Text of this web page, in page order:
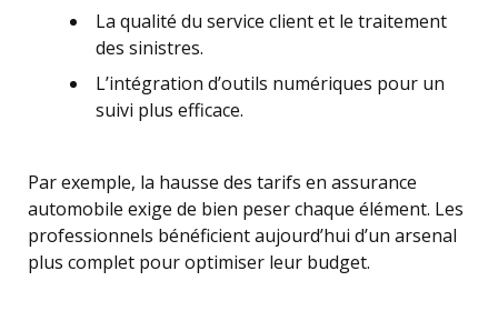
La qualité du service client et le traitement
des sinistres.
L’intégration d’outils numériques pour un
suivi plus efficace.
Par exemple, la hausse des tarifs en assurance
automobile exige de bien peser chaque élément. Les
professionnels bénéficient aujourd’hui d’un arsenal
plus complet pour optimiser leur budget.